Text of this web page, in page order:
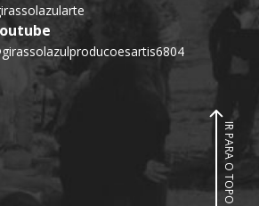
IR PARA O TOPO